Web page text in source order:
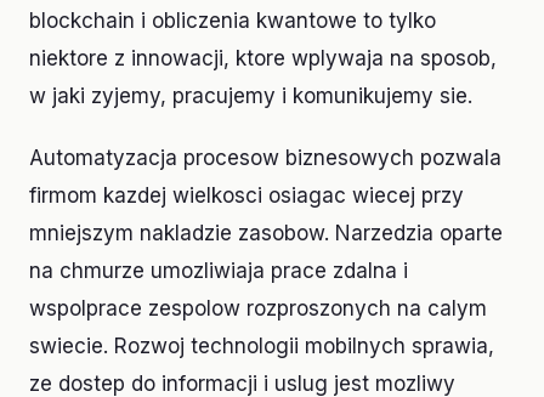
blockchain i obliczenia kwantowe to tylko
niektore z innowacji, ktore wplywaja na sposob,
w jaki zyjemy, pracujemy i komunikujemy sie.
Automatyzacja procesow biznesowych pozwala
firmom kazdej wielkosci osiagac wiecej przy
mniejszym nakladzie zasobow. Narzedzia oparte
na chmurze umozliwiaja prace zdalna i
wspolprace zespolow rozproszonych na calym
swiecie. Rozwoj technologii mobilnych sprawia,
ze dostep do informacji i uslug jest mozliwy